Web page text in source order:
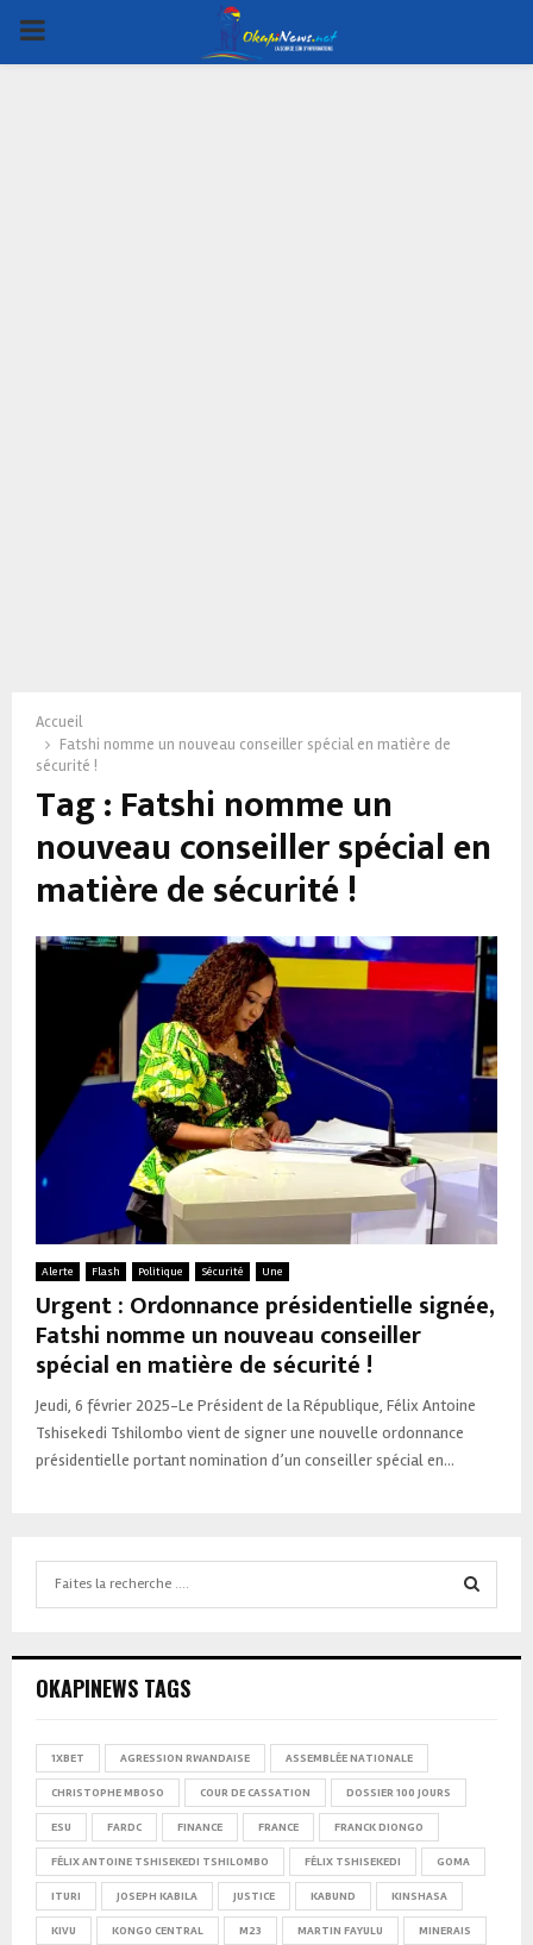
PRIMARY
Accueil
Fatshi nomme un nouveau conseiller spécial en matière de
sécurité !
Tag : Fatshi nomme un
nouveau conseiller spécial en
matière de sécurité !
Alerte Flash Politique Sécurité Une
Urgent : Ordonnance présidentielle signée,
Fatshi nomme un nouveau conseiller
spécial en matière de sécurité !
Jeudi, 6 février 2025-Le Président de la République, Félix Antoine
Tshisekedi Tshilombo vient de signer une nouvelle ordonnance
présidentielle portant nomination d’un conseiller spécial en...
OKAPINEWS TAGS
1XBET AGRESSION RWANDAISE ASSEMBLÉE NATIONALE
CHRISTOPHE MBOSO COUR DE CASSATION DOSSIER 100 JOURS
ESU FARDC FINANCE FRANCE FRANCK DIONGO
FÉLIX ANTOINE TSHISEKEDI TSHILOMBO FÉLIX TSHISEKEDI GOMA
ITURI JOSEPH KABILA JUSTICE KABUND KINSHASA
KIVU KONGO CENTRAL M23 MARTIN FAYULU MINERAIS